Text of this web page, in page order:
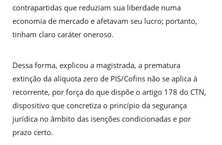
contrapartidas que reduziam sua liberdade numa
economia de mercado e afetavam seu lucro; portanto,
tinham claro caráter oneroso.
Dessa forma, explicou a magistrada, a prematura
extinção da alíquota zero de PIS/Cofins não se aplica à
recorrente, por força do que dispõe o artigo 178 do CTN,
dispositivo que concretiza o princípio da segurança
jurídica no âmbito das isenções condicionadas e por
prazo certo.